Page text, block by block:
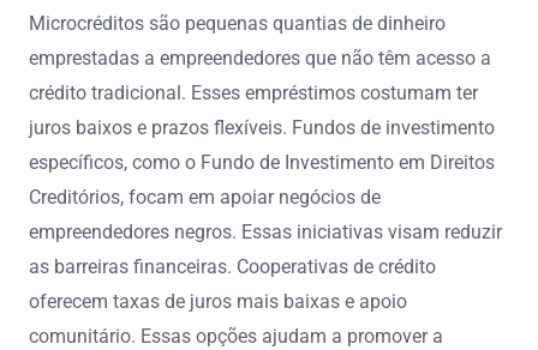
Microcréditos são pequenas quantias de dinheiro
emprestadas a empreendedores que não têm acesso a
crédito tradicional. Esses empréstimos costumam ter
juros baixos e prazos flexíveis. Fundos de investimento
específicos, como o Fundo de Investimento em Direitos
Creditórios, focam em apoiar negócios de
empreendedores negros. Essas iniciativas visam reduzir
as barreiras financeiras. Cooperativas de crédito
oferecem taxas de juros mais baixas e apoio
comunitário. Essas opções ajudam a promover a